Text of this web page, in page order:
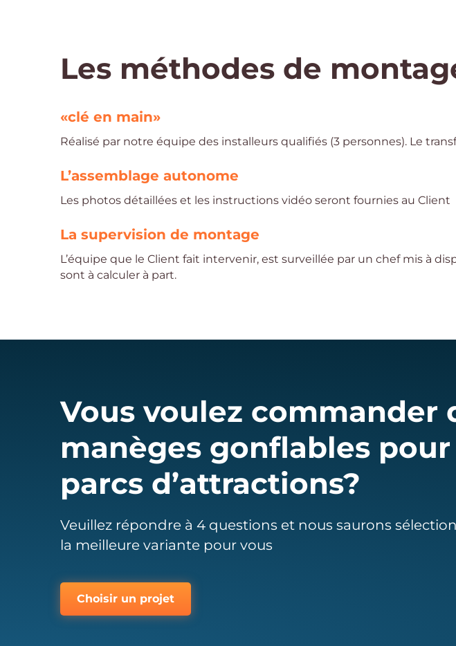
Les méthodes de
«clé en main»
Réalisé par notre équipe des installeurs qualifiés (3 personnes). Le
L’assemblage autonome
Les photos détaillées et les instructions vidéo seront fournies au Client
La supervision de montage
L’équipe que le Client fait intervenir, est surveillée par un chef mis à
sont à calculer à part.
Vous voulez commander
manèges gonflables
parcs d’attractions?
Veuillez répondre à 4 questions et nous saurons
la meilleure variante pour vous
Choisir un projet